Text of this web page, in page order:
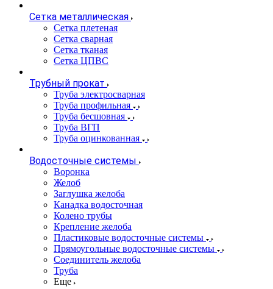
Сетка металлическая
Сетка плетеная
Сетка сварная
Сетка тканая
Сетка ЦПВС
Трубный прокат
Труба электросварная
Труба профильная
Труба бесшовная
Труба ВГП
Труба оцинкованная
Водосточные системы
Воронка
Желоб
Заглушка желоба
Канадка водосточная
Колено трубы
Крепление желоба
Пластиковые водосточные системы
Прямоугольные водосточные системы
Соединитель желоба
Труба
Еще